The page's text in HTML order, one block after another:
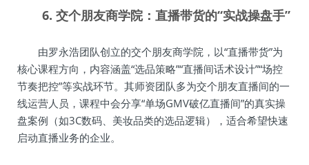
6. 交个朋友商学院：直播带货的“实战操盘手”
由罗永浩团队创立的交个朋友商学院，以“直播带货”为
核心课程方向，内容涵盖“选品策略”“直播间话术设计”“场控
节奏把控”等实战环节。其师资团队多为交个朋友直播间的一
线运营人员，课程中会分享“单场GMV破亿直播间”的真实操
盘案例（如3C数码、美妆品类的选品逻辑），适合希望快速
启动直播业务的企业。